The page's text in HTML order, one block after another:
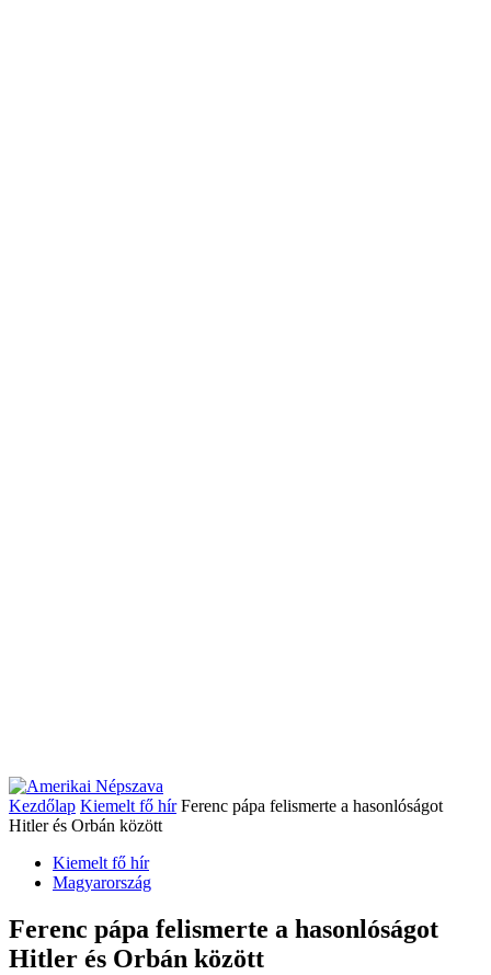
Kezdőlap Kiemelt fő hír Ferenc pápa felismerte a hasonlóságot
Hitler és Orbán között
Kiemelt fő hír
Magyarország
Ferenc pápa felismerte a hasonlóságot
Hitler és Orbán között